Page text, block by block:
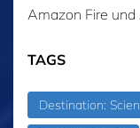
Amazon Fire
TAGS
Destination: